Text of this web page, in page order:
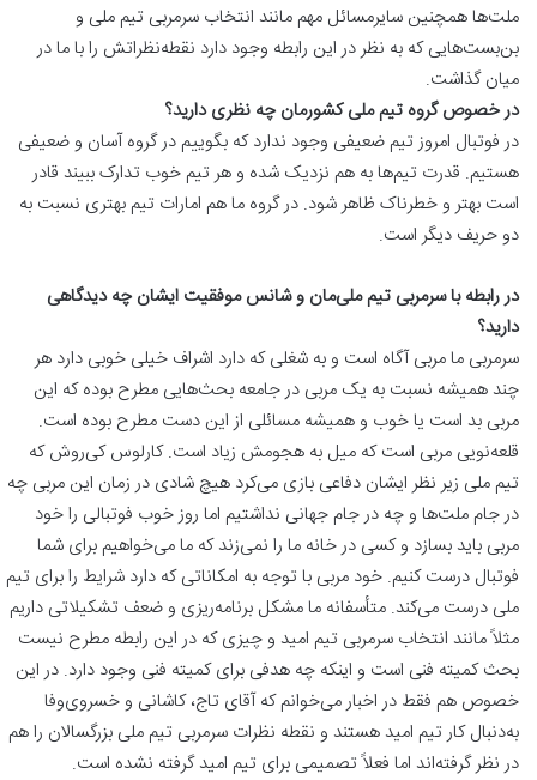
ملت‌ها همچنین سایرمسائل مهم مانند انتخاب سرمربی تیم ملی و
بن‌بست‌هایی که به نظر در این رابطه وجود دارد نقطه‌نظراتش را با ما در
میان گذاشت.
در خصوص گروه تیم ملی کشورمان چه نظری دارید؟
در فوتبال امروز تیم ضعیفی وجود ندارد که بگوییم در گروه آسان و ضعیفی
هستیم. قدرت تیم‌ها به هم نزدیک شده و هر تیم خوب تدارک ببیند قادر
است بهتر و خطرناک ظاهر شود. در گروه ما هم امارات تیم بهتری نسبت به
دو حریف دیگر است.
در رابطه با سرمربی تیم ملی‌مان و شانس موفقیت ایشان چه دیدگاهی
دارید؟
سرمربی ما مربی آگاه است و به شغلی که دارد اشراف خیلی خوبی دارد هر
چند همیشه نسبت به یک مربی در جامعه بحث‌هایی مطرح بوده که این
مربی بد است یا خوب و همیشه مسائلی از این دست مطرح بوده است.
قلعه‌نویی مربی است که میل به هجومش زیاد است. کارلوس کی‌روش که
تیم ملی‌ زیر نظر ایشان دفاعی بازی می‌کرد هیچ شادی در زمان این مربی چه
در جام ملت‌ها و چه در جام جهانی نداشتیم اما روز خوب فوتبالی را خود
مربی باید بسازد و کسی در خانه ما را نمی‌زند که ما می‌خواهیم برای شما
فوتبال درست کنیم. خود مربی با توجه به امکاناتی که دارد شرایط را برای تیم
ملی درست می‌کند. متأسفانه ما مشکل برنامه‌ریزی و ضعف تشکیلاتی داریم
مثلاً مانند انتخاب سرمربی تیم امید و چیزی که در این رابطه مطرح نیست
بحث کمیته فنی است و اینکه چه هدفی برای کمیته فنی وجود دارد. در این
خصوص هم فقط در اخبار می‌خوانم که آقای تاج، کاشانی و خسروی‌وفا
به‌دنبال کار تیم امید هستند و نقطه نظرات سرمربی تیم ملی بزرگسالان را هم
در نظر گرفته‌اند اما فعلاً تصمیمی برای تیم امید گرفته نشده است.